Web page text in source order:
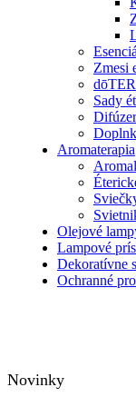
Zmesi
Sady
Difúzer
Aromaterapia
Olejové
Lampové
Dekoratívne
Ochranné
Novinky